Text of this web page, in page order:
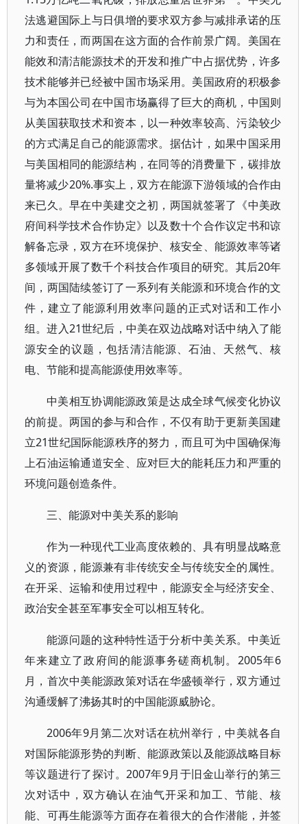
法逃避国际上与日俱增的要求双方参与减排承诺的压
力和责任，而两国在这方面的合作前景广阔。美国在
能效和清洁能源技术的开发和推广中占据优势，许多
技术能够并已经被中国市场采用。美国政府的积极参
与为本国公司在中国市场赢得了巨大的商机，中国则
从美国获取技术和资本，以一种效率较高、污染较少
的方式满足自己的能源需求。据估计，如果中国采用
与美国相同的能源结构，在同等的消费量下，碳排放
量将减少20%.事实上，双方在能源下游领域的合作由
来已久。早在中美建交之初，两国就签署了《中美政
府间科学技术合作协定》以及数十个合作议定书和谅
解备忘录，双方在环境保护、核安全、能源效率等诸
多领域开展了数千个科技合作项目的研究。其后20年
间，两国陆续签订了一系列有关能源和环境合作的文
件，建立了能源利用效率问题的正式对话和工作小
组。进入21世纪后，中美在双边战略对话中纳入了能
源安全的议题，包括清洁能源、石油、天然气、核
电、节能和提高能源使用效率等。
中美相互协调能源政策是达成全球气候变化协议
的前提。两国的参与和合作，不仅有助于更新美国建
立21世纪国际能源秩序的努力，而且可为中国确保海
上石油运输通道安全、应对巨大的能耗压力和严重的
环境问题创造条件。
三、能源对中美关系的影响
作为一种现代工业高度依赖的、具有明显战略意
义的资源，能源兼有非传统安全与传统安全的属性。
在开采、运输和使用过程中，能源安全与经济安全、
政治安全甚至军事安全可以相互转化。
能源问题的这种特性适于分析中美关系。中美近
年来建立了政府间的能源事务磋商机制。2005年6
月，首次中美能源政策对话在华盛顿举行，双方通过
沟通缓解了沸扬其时的中国能源威胁论。
2006年9月第二次对话在杭州举行，中美就各自
对国际能源形势的判断、能源政策以及能源战略目标
等议题进行了探讨。2007年9月于旧金山举行的第三
次对话中，双方确认在油气开采和加工、节能、核
能、可再生能源等方面存在着很大的合作潜能，并签